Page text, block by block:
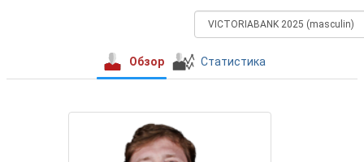
Обзор Статистика